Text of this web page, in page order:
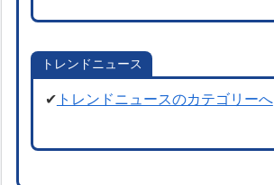
トレンドニュース
✔ トレンドニュースのカテゴリーへ